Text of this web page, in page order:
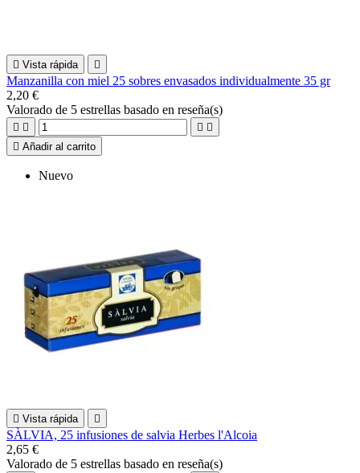
 Vista rápida 
Manzanilla con miel 25 sobres envasados individualmente 35 gr
2,20 €
Valorado de 5 estrellas basado en reseña(s)
   
 Añadir al carrito
Nuevo
 Vista rápida 
SÀLVIA, 25 infusiones de salvia Herbes l'Alcoia
2,65 €
Valorado de 5 estrellas basado en reseña(s)